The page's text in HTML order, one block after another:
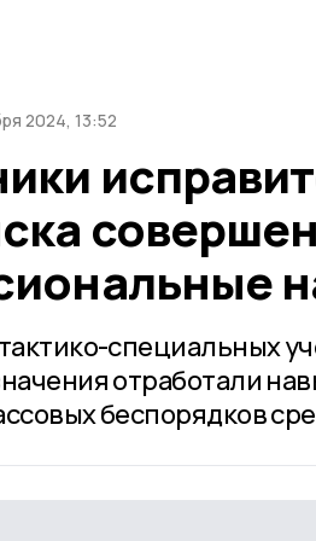
2024, 13:52
специальных
отработали
беспорядков